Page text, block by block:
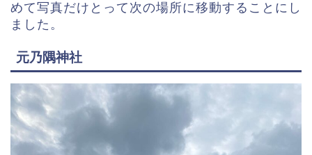
めて写真だけとって次の場所に移動することにし
ました。
元乃隅神社